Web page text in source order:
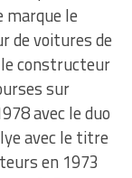
marque le
de voitures de
le constructeur
sur
avec le duo
avec le titre
en 1973